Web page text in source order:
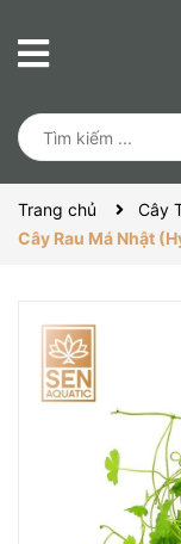
Trang chủ
Cây
Cây Rau Má Nhật